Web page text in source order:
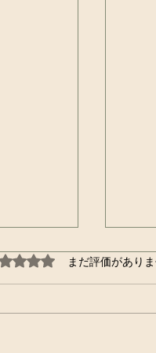
手
や
星のうち0と評価されて
まだ評価があり